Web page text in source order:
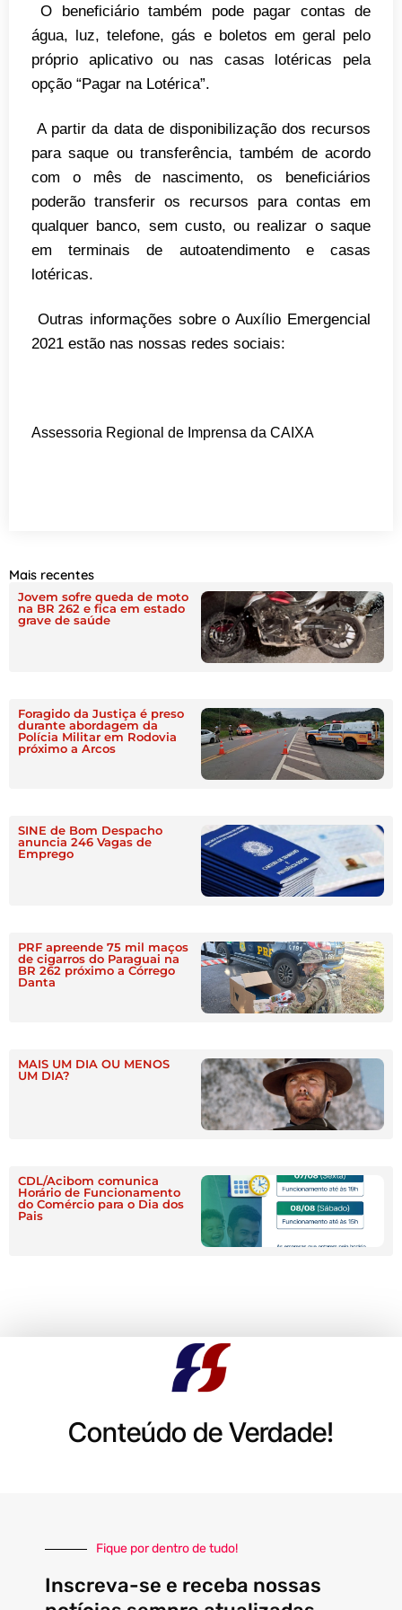
O beneficiário também pode pagar contas de
água, luz, telefone, gás e boletos em geral pelo
próprio aplicativo ou nas casas lotéricas pela
opção “Pagar na Lotérica”.
A partir da data de disponibilização dos recursos
para saque ou transferência, também de acordo
com o mês de nascimento, os beneficiários
poderão transferir os recursos para contas em
qualquer banco, sem custo, ou realizar o saque
em terminais de autoatendimento e casas
lotéricas.
Outras informações sobre o Auxílio Emergencial
2021 estão nas nossas redes sociais:
Assessoria Regional de Imprensa da CAIXA
Mais recentes
Jovem sofre queda de moto
na BR 262 e fica em estado
grave de saúde
Foragido da Justiça é preso
durante abordagem da
Polícia Militar em Rodovia
próximo a Arcos
SINE de Bom Despacho
anuncia 246 Vagas de
Emprego
PRF apreende 75 mil maços
de cigarros do Paraguai na
BR 262 próximo a Córrego
Danta
MAIS UM DIA OU MENOS
UM DIA?
CDL/Acibom comunica
Horário de Funcionamento
do Comércio para o Dia dos
Pais
Conteúdo de Verdade!
Fique por dentro de tudo!
Inscreva-se e receba nossas